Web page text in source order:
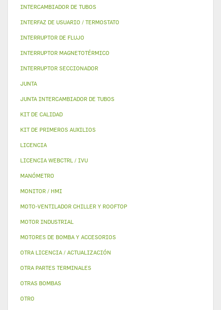
INTERCAMBIADOR DE TUBOS
INTERFAZ DE USUARIO / TERMOSTATO
INTERRUPTOR DE FLUJO
INTERRUPTOR MAGNETOTÉRMICO
INTERRUPTOR SECCIONADOR
JUNTA
JUNTA INTERCAMBIADOR DE TUBOS
KIT DE CALIDAD
KIT DE PRIMEROS AUXILIOS
LICENCIA
LICENCIA WEBCTRL / IVU
MANÓMETRO
MONITOR / HMI
MOTO-VENTILADOR CHILLER Y ROOFTOP
MOTOR INDUSTRIAL
MOTORES DE BOMBA Y ACCESORIOS
OTRA LICENCIA / ACTUALIZACIÓN
OTRA PARTES TERMINALES
OTRAS BOMBAS
OTRO